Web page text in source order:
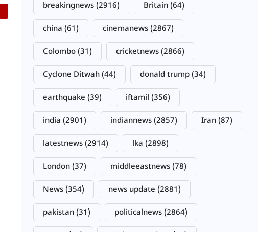
breakingnews (2916) Britain (64)
china (61) cinemanews (2867)
Colombo (31) cricketnews (2866)
Cyclone Ditwah (44) donald trump (34)
earthquake (39) iftamil (356)
india (2901) indiannews (2857) Iran (87)
latestnews (2914) lka (2898)
London (37) middleeastnews (78)
News (354) news update (2881)
pakistan (31) politicalnews (2864)